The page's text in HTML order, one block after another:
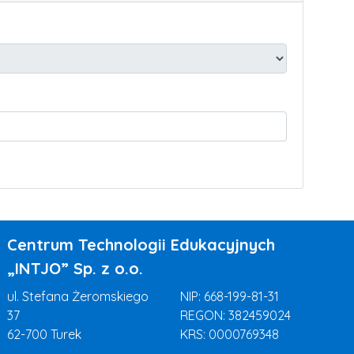
Centrum Technologii Edukacyjnych
„INTJO” Sp. z o.o.
ul. Stefana Żeromskiego
37
62-700 Turek
NIP: 668-199-81-31
REGON: 382459024
KRS: 0000769348